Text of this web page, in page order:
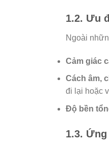
1.2. Ưu
Ngoài
Cảm giác
Cách âm,
đi lại hoặc
Độ bền
1.3.